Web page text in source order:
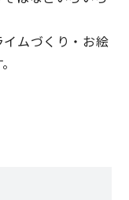
ネート
ムづくり・お絵